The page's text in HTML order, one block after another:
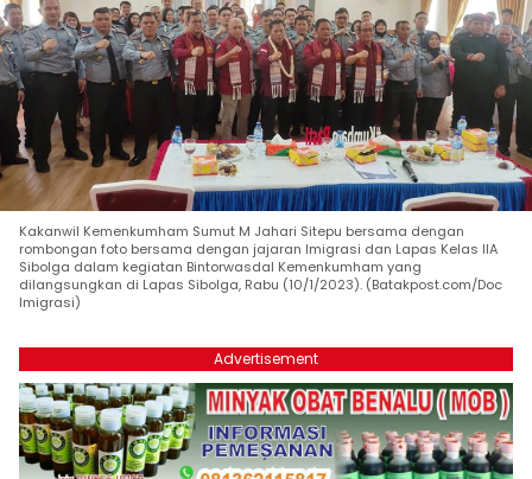
Kakanwil Kemenkumham Sumut M Jahari Sitepu bersama dengan
rombongan foto bersama dengan jajaran Imigrasi dan Lapas Kelas IIA
Sibolga dalam kegiatan Bintorwasdal Kemenkumham yang
dilangsungkan di Lapas Sibolga, Rabu (10/1/2023). (Batakpost.com/Doc
Imigrasi)
Advertisement